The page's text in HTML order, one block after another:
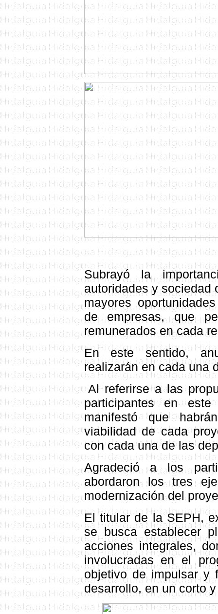
Subrayó la
autoridades y sociedad
mayores
de empresas, que
remunerados en cada
En este sentido,
realizarán en cada una
Al referirse a las
participantes en
manifestó que
viabilidad de cada
con cada una de las
Agradeció a los
abordaron los tres
modernización del
El titular de la SEPH,
se busca establecer
acciones integrales,
involucradas en el
objetivo de impulsar y
desarrollo, en un corto